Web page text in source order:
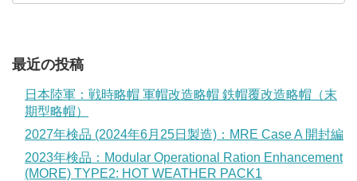
最近の投稿
日本陸軍：戦時略帽 軍帽改造略帽 鉄帽覆改造略帽（末
期型略帽）
2027年検品 (2024年6月25日製造)：MRE Case A 開封編
2023年検品：Modular Operational Ration Enhancement
(MORE) TYPE2: HOT WEATHER PACK1